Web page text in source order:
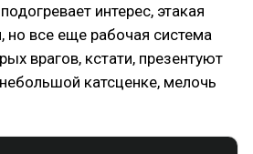
интерес, этакая
но все еще рабочая система
врагов, кстати, презентуют
катсценке, мелочь